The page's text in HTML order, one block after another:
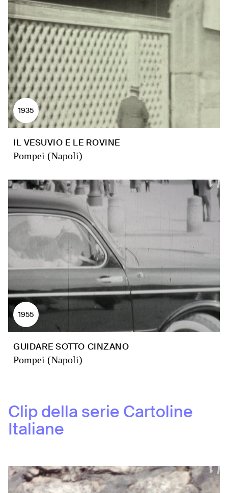
1935
IL VESUVIO E LE ROVINE
Pompei (Napoli)
1955
GUIDARE SOTTO CINZANO
Pompei (Napoli)
Clip della serie Cartoline
Italiane